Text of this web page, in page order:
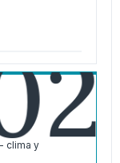
clima y